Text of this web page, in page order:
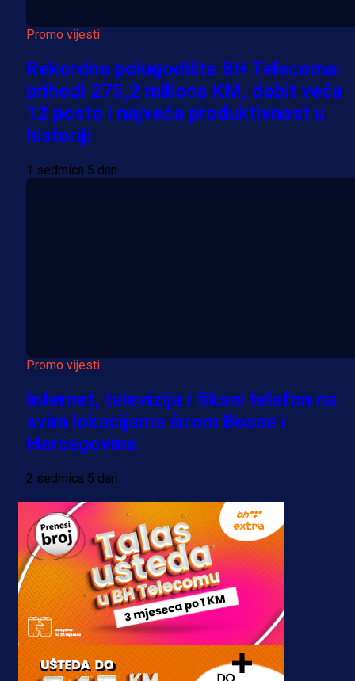
Promo vijesti
Rekordno polugodište BH Telecoma:
prihodi 275,2 miliona KM, dobit veća
12 posto i najveća produktivnost u
historiji
1 sedmica 5 dan
Promo vijesti
Internet, televizija i fiksni telefon na
svim lokacijama širom Bosne i
Hercegovine
2 sedmica 5 dan